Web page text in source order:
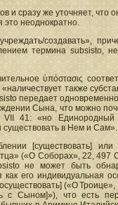
и сразу же уточняет, что
это неоднократно.
создавать»,
термина subsisto,
ὑπόστασις
также
передает
Сына, что можно
41: «но Единородный
существовать в Нем и Сам».
[существовать]
(«О Соборах», 22,
не может быть
его индивидуальная
(«О
с Сыном]»), что есть